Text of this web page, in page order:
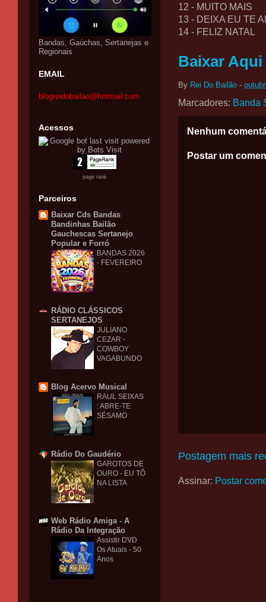
12 - MUITO MAIS
13 - DEIXA EU TE
14 - FELIZ NATAL
Baixar Aqui
By Rei Do Bailão -
Marcadores: Banda
Nenhum
Postar um
Postagem mais
Assinar: Postar
Bandas, Gaúchas, Sertanejas e
Regionais
EMAIL
blogreidobailao@hotmail.com
Acessos
page rank
Parceiros
Baixar Cds Bandas
Bandinhas Bailão
Gauchescas Sertanejo
Popular e Forró
BANDAS 2026
- FEVEREIRO
RÁDIO CLÁSSICOS
SERTANEJOS
JULIANO
CEZAR -
COWBOY
VAGABUNDO
Blog Acervo Musical
RAUL SEIXAS
: ABRE-TE
SÉSAMO
Rádio Do Gaudério
GAROTOS DE
OURO - EU TÔ
NA LISTA
Web Rádio Amiga - A
Rádio Da Integração
Assistir DVD
Os Atuais - 50
Anos